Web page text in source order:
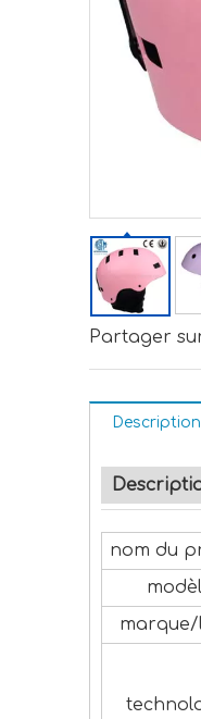
Partager
nom du